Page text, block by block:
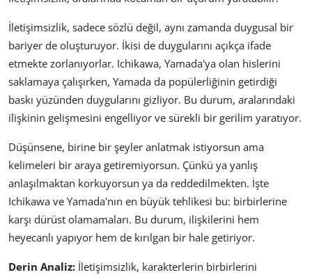
İletişimsizlik, sadece sözlü değil, aynı zamanda duygusal bir
bariyer de oluşturuyor. İkisi de duygularını açıkça ifade
etmekte zorlanıyorlar. Ichikawa, Yamada'ya olan hislerini
saklamaya çalışırken, Yamada da popülerliğinin getirdiği
baskı yüzünden duygularını gizliyor. Bu durum, aralarındaki
ilişkinin gelişmesini engelliyor ve sürekli bir gerilim yaratıyor.
Düşünsene, birine bir şeyler anlatmak istiyorsun ama
kelimeleri bir araya getiremiyorsun. Çünkü ya yanlış
anlaşılmaktan korkuyorsun ya da reddedilmekten. İşte
Ichikawa ve Yamada'nın en büyük tehlikesi bu: birbirlerine
karşı dürüst olamamaları. Bu durum, ilişkilerini hem
heyecanlı yapıyor hem de kırılgan bir hale getiriyor.
Derin Analiz: İletişimsizlik, karakterlerin birbirlerini